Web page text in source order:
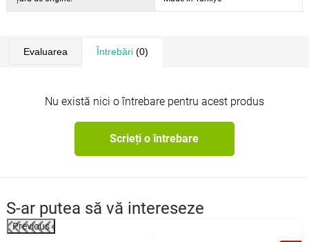
Evaluarea Întrebări(0)
Nu există nici o întrebare pentru acest produs
Scrieți o întrebare
S-ar putea să vă intereseze
Previous